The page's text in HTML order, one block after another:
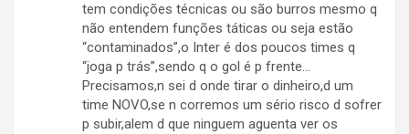
tem condições técnicas ou são burros mesmo q
não entendem funções táticas ou seja estão
“contaminados”,o Inter é dos poucos times q
“joga p trás”,sendo q o gol é p frente…
Precisamos,n sei d onde tirar o dinheiro,d um
time NOVO,se n corremos um sério risco d sofrer
p subir,alem d que ninguem aguenta ver os